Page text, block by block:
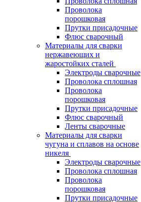
Проволока
порошковая
Прутки присадочные
Флюс сварочный
Материалы для сварки
нержавеющих и
жаростойких сталей
Электроды сварочные
Проволока сплошная
Проволока
порошковая
Прутки присадочные
Флюс сварочный
Ленты сварочные
Материалы для сварки
чугуна и сплавов на основе
никеля
Электроды сварочные
Проволока сплошная
Проволока
порошковая
Прутки присадочные